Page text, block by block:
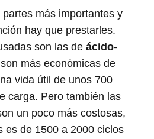
más importantes y
hay que prestarles.
son las de ácido-
más económicas de
vida útil de unos 700
carga. Pero también las
un poco más costosas,
es de 1500 a 2000 ciclos